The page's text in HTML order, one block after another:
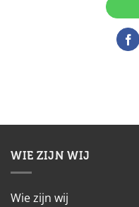
WIE ZIJN WIJ
Wie zijn wij